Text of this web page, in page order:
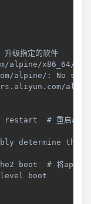
级指定的软件
/alpine/x86_64/
/alpine/ :
No
. aliyun . com/
restart  # 重启
determine the
boot  # 将apache
boot